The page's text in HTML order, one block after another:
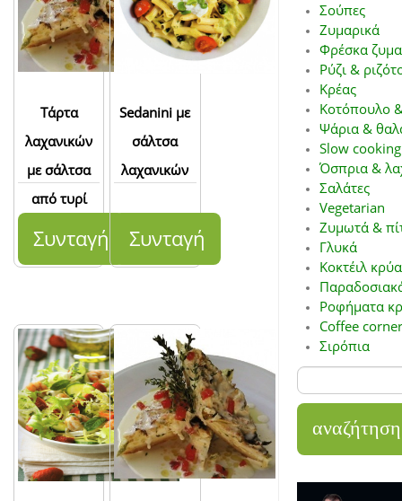
Τάρτα
λαχανικών
με σάλτσα
από τυρί
parmigiano-
Συνταγή
Sedanini με
σάλτσα
λαχανικών
Συνταγή
Σούπες
Ζυμαρικά
Φρέσκα
Ρύζι &
Κρέας
Κοτόπουλο
Ψάρια &
Slow
Όσπρια &
Σαλάτες
Vegetarian
Ζυμωτά &
Γλυκά
Κοκτέιλ
Ροφήματα
Coffee corner
Σιρόπια